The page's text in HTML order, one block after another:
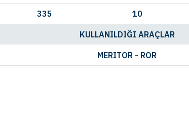
335 10
KULLANILDIĞI ARAÇLAR
MERITOR - ROR